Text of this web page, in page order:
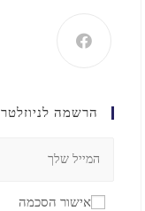
הרשמה לניוזלטר
אישור הסכמה